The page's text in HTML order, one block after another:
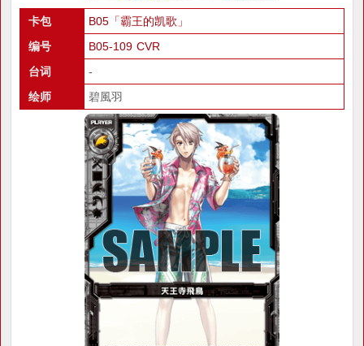
卡包
B05「霸王的凯歌」
编号
B05-109 CVR
台词
-
绘师
碧風羽